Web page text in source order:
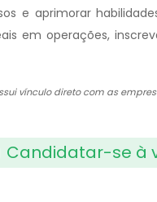
e aprimorar
em operações,
vínculo direto com as
Candidatar-se à